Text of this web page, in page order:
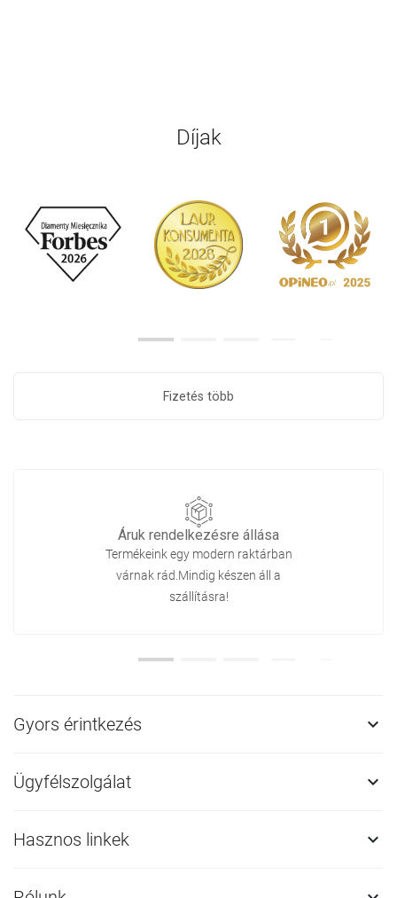
Díjak
Fizetés több
Áruk rendelkezésre állása
Termékeink egy modern raktárban
várnak rád.Mindig készen áll a
szállításra!
Gyors érintkezés 
Ügyfélszolgálat 
Hasznos linkek 